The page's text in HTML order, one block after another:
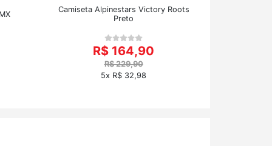
Camiseta Alpinestars Victory Roots
Preto
R$ 164,90
R$ 229,90
5x R$ 32,98